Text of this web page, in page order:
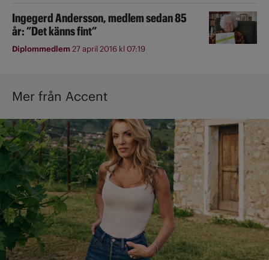
Ingegerd Andersson, medlem sedan 85
år: ”Det känns fint”
Diplommedlem27 april 2016 kl 07:19
Mer från Accent